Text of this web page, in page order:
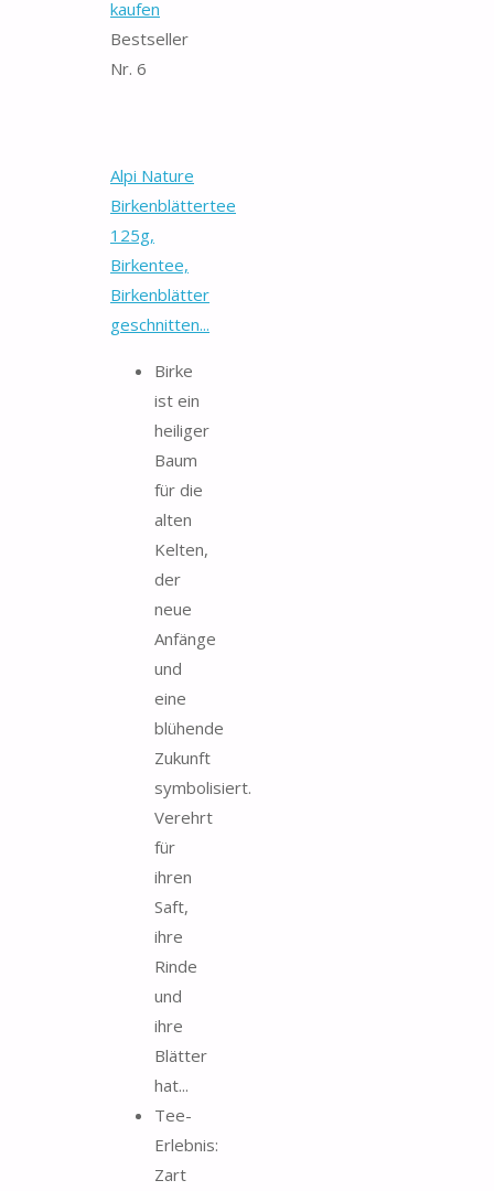
kaufen
Bestseller
Nr. 6
Alpi Nature
Birkenblättertee
125g,
Birkentee,
Birkenblätter
geschnitten...
Birke
ist ein
heiliger
Baum
für die
alten
Kelten,
der
neue
Anfänge
und
eine
blühende
Zukunft
symbolisiert.
Verehrt
für
ihren
Saft,
ihre
Rinde
und
ihre
Blätter
hat...
Tee-
Erlebnis:
Zart